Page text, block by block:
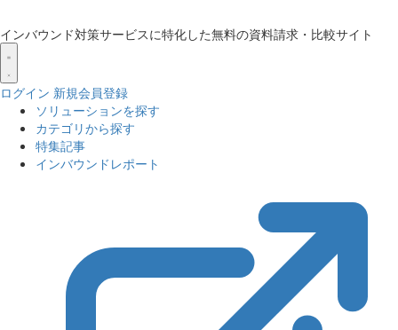
インバウンド対策サービスに特化した無料の資料請求・比較サイト
ログイン 新規会員登録
ソリューションを探す
カテゴリから探す
特集記事
インバウンドレポート